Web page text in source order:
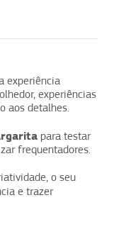
experiência
experiências
aos detalhes.
para testar
frequentadores.
o seu
e trazer